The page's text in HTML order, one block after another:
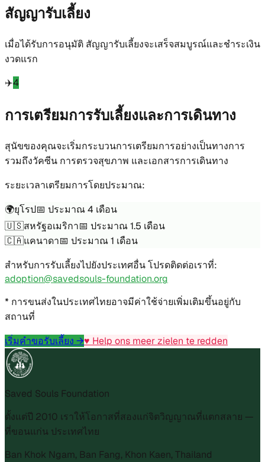
สัญญารับเลี้ยง
เมื่อได้รับการอนุมัติ สัญญารับเลี้ยงจะเสร็จสมบูรณ์และชำระเงิน
งวดแรก
✈️4
การเตรียมการรับเลี้ยงและการเดินทาง
สุนัขของคุณจะเริ่มกระบวนการเตรียมการอย่างเป็นทางการ
รวมถึงวัคซีน การตรวจสุขภาพ และเอกสารการเดินทาง
ระยะเวลาเตรียมการโดยประมาณ:
🌍ยุโรป📅 ประมาณ 4 เดือน
🇺🇸สหรัฐอเมริกา📅 ประมาณ 1.5 เดือน
🇨🇦แคนาดา📅 ประมาณ 1 เดือน
สำหรับการรับเลี้ยงไปยังประเทศอื่น โปรดติดต่อเราที่:
adoption@savedsouls-foundation.org
* การขนส่งในประเทศไทยอาจมีค่าใช้จ่ายเพิ่มเติมขึ้นอยู่กับ
สถานที่
เริ่มคำขอรับเลี้ยง →♥ Help ons meer zielen te redden
Saved Souls Foundation
ตั้งแต่ปี 2010 เราให้โอกาสที่สองแก่จิตวิญญาณที่แตกสลาย —
ที่ขอนแก่น ประเทศไทย
Ban Khok Ngam, Ban Fang, Khon Kaen, Thailand